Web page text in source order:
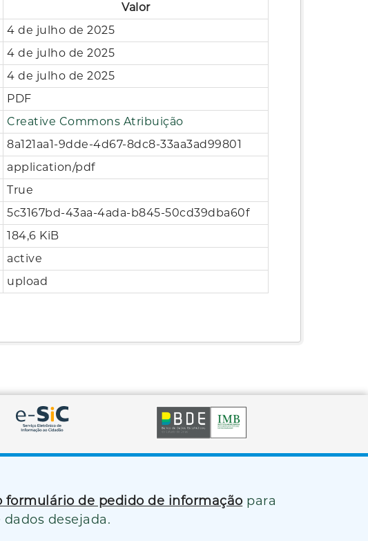
Valor
4 de julho de 2025
4 de julho de 2025
4 de julho de 2025
PDF
Creative Commons Atribuição
8a121aa1-9dde-4d67-8dc8-33aa3ad99801
application/pdf
True
5c3167bd-43aa-4ada-b845-50cd39dba60f
184,6 KiB
active
upload
formulário de pedido de informação para
desejada.